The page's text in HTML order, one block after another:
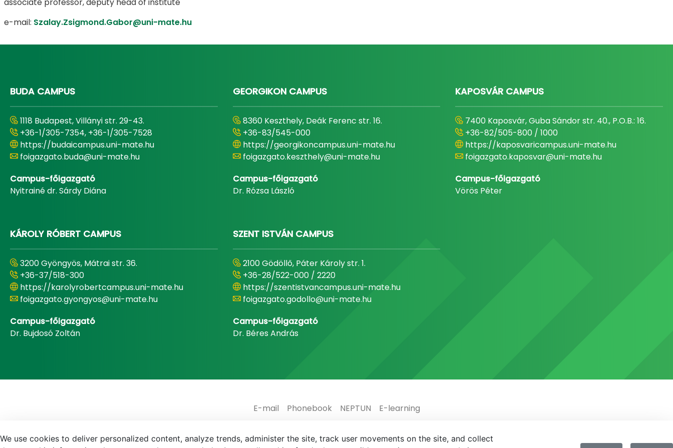
e-mail: Szalay.Zsigmond.Gabor@uni-mate.hu
BUDA CAMPUS
1118 Budapest, Villányi str. 29-43.
+36-1/305-7354, +36-1/305-7528
https://budaicampus.uni-mate.hu
foigazgato.buda@uni-mate.hu
Campus-főigazgató
Nyitrainé dr. Sárdy Diána
GEORGIKON CAMPUS
8360 Keszthely, Deák Ferenc str. 16.
+36-83/545-000
https://georgikoncampus.uni-mate.hu
foigazgato.keszthely@uni-mate.hu
Campus-főigazgató
Dr. Rózsa László
KAPOSVÁR CAMPUS
7400 Kaposvár, Guba Sándor str. 40., P.O.B.: 16.
+36-82/505-800 / 1000
https://kaposvaricampus.uni-mate.hu
foigazgato.kaposvar@uni-mate.hu
Campus-főigazgató
Vörös Péter
KÁROLY RÓBERT CAMPUS
3200 Gyöngyös, Mátrai str. 36.
+36-37/518-300
https://karolyrobertcampus.uni-mate.hu
foigazgato.gyongyos@uni-mate.hu
Campus-főigazgató
Dr. Bujdosó Zoltán
SZENT ISTVÁN CAMPUS
2100 Gödöllő, Páter Károly str. 1.
+36-28/522-000 / 2220
https://szentistvancampus.uni-mate.hu
foigazgato.godollo@uni-mate.hu
Campus-főigazgató
Dr. Béres András
E-mail Phonebook NEPTUN E-learning
We use cookies to deliver personalized content, analyze trends, administer the site, track user movements on the site, and collect